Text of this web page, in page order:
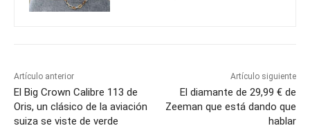
Artículo anterior
El Big Crown Calibre 113 de
Oris, un clásico de la aviación
suiza se viste de verde
Artículo siguiente
El diamante de 29,99 € de
Zeeman que está dando que
hablar